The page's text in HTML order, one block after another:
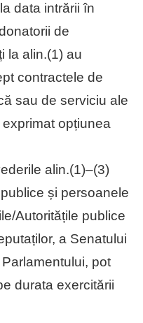
data intrării în
de
la alin.(1) au
contractele de
sau de serviciu ale
opțiunea
alin.(1)–(3)
și persoanele
Autoritățile publice
a Senatului
pot
durata exercitării